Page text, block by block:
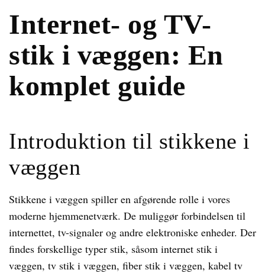
Internet- og TV-
stik i væggen: En
komplet guide
Introduktion til stikkene i
væggen
Stikkene i væggen spiller en afgørende rolle i vores
moderne hjemmenetværk. De muliggør forbindelsen til
internettet, tv-signaler og andre elektroniske enheder. Der
findes forskellige typer stik, såsom internet stik i
væggen, tv stik i væggen, fiber stik i væggen, kabel tv